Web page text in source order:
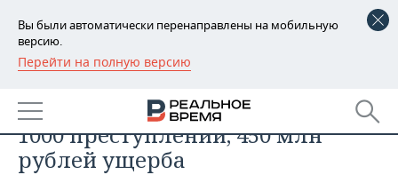
Вы были автоматически перенаправлены на мобильную
версию.
Перейти на полную версию
РЕГИОНЫ
БАШКОРТОСТАН
ТАТАРСТАН
НОВОСТИ
АНАЛИТИКА
Коррупция в Татарстане: более
1000 преступлений, 450 млн
рублей ущерба